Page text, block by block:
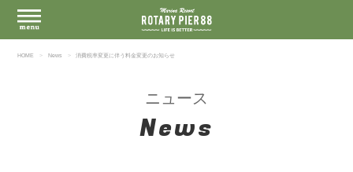
HOME News 消費税率変更に伴う料金変更のお知らせ
ニュース
News